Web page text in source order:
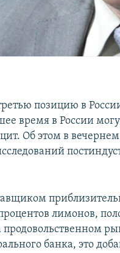
позицию в
время в России
Об этом в
лимонов,
банка, это